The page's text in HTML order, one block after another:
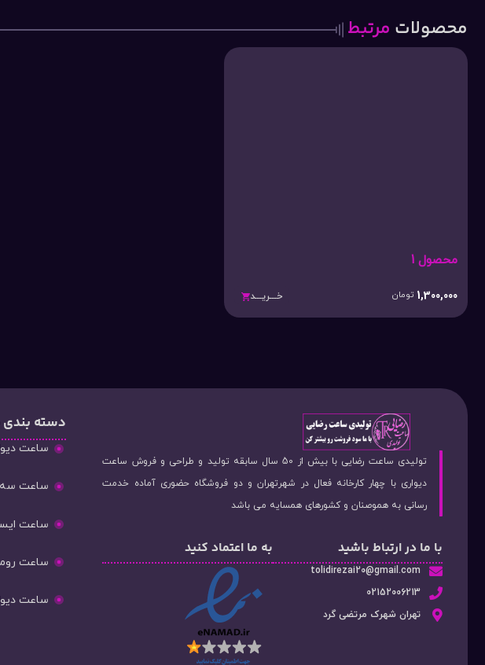
محصولات مرتبط
محصول 1
1,300,000 تومان خـــریـــد
تولیدی ساعت رضایی با بیش از 50 سال سابقه تولید و طراحی و فروش ساعت
دیواری با چهار کارخانه فعال در شهرتهران و دو فروشگاه حضوری آماده خدمت
رسانی به هموصنان و کشورهای همسایه می باشد
با ما در ارتباط باشید
tolidirezai20@gmail.com
02152006213
تهران شهرک مرتضی گرد
به ما اعتماد کنید
دسته‌
ساعت
ساعت سه
ساعت
ساعت
ساعت